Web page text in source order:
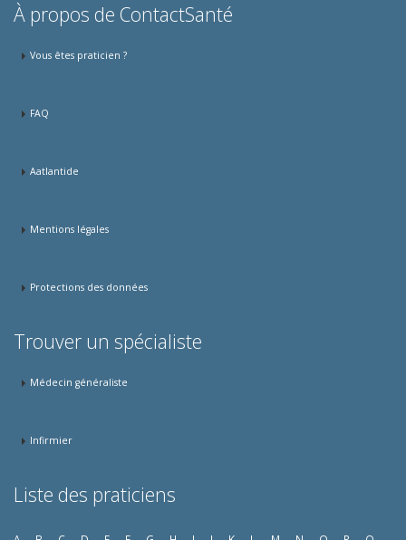
À propos de ContactSanté
Vous êtes praticien ?
FAQ
Aatlantide
Mentions légales
Protections des données
Trouver un spécialiste
Médecin généraliste
Infirmier
Liste des praticiens